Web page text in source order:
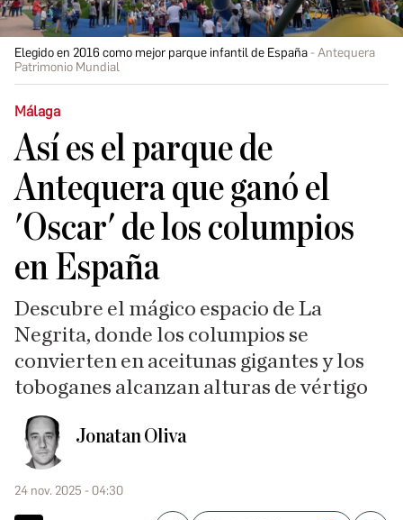
Elegido en 2016 como mejor parque infantil de España
Antequera
Patrimonio Mundial
Málaga
Así es el parque de
Antequera que ganó el
'Oscar' de los columpios
en España
Descubre el mágico espacio de La
Negrita, donde los columpios se
convierten en aceitunas gigantes y los
toboganes alcanzan alturas de vértigo
Jonatan Oliva
24 nov. 2025 - 04:30